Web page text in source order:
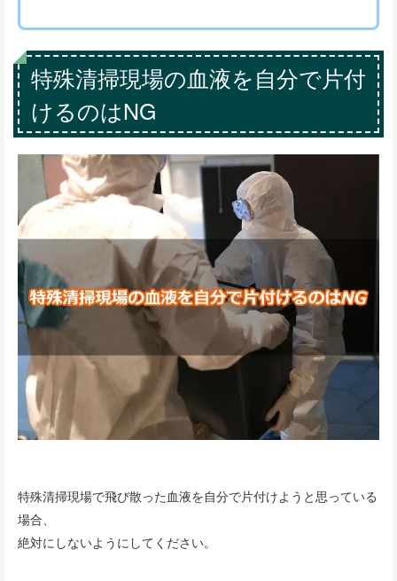
特殊清掃現場の血液を自分で片付
けるのはNG
特殊清掃現場で飛び散った血液を自分で片付けようと思っている
場合、
絶対にしないようにしてください。